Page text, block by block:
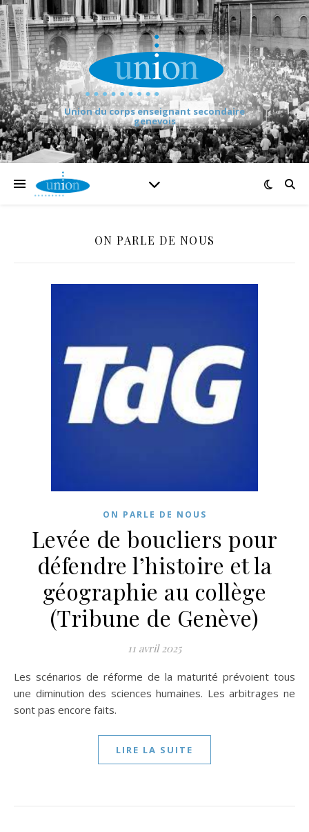
Union du corps enseignant secondaire
genevois
ON PARLE DE NOUS
ON PARLE DE NOUS
Levée de boucliers pour
défendre l’histoire et la
géographie au collège
(Tribune de Genève)
11 avril 2025
Les scénarios de réforme de la maturité prévoient tous
une diminution des sciences humaines. Les arbitrages ne
sont pas encore faits.
LIRE LA SUITE